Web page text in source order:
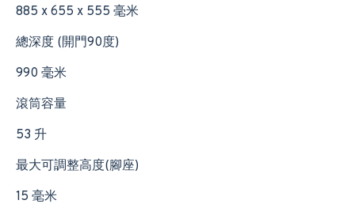
885 x 655 x 555 毫米
總深度 (開門90度)
990 毫米
滾筒容量
53 升
最大可調整高度(腳座)
15 毫米